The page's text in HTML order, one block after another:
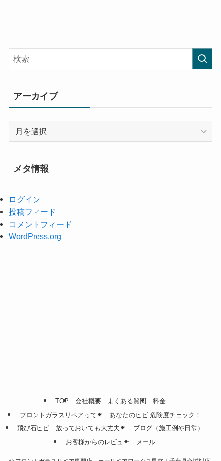
アーカイブ
メタ情報
ログイン
投稿フィード
コメントフィード
WordPress.org
TOP 会社概要 よくある質問
料金
フロントガラスリペアって？
あなたのヒビ 危険度チェック！
飛び石ヒビ…放っておいても大丈夫？
ブログ（施工例や日常）
お客様からのレビュー
メール